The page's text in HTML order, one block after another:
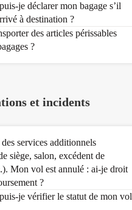
je déclarer mon bagage s’il
à destination ?
des articles périssables
?
et incidents
des services additionnels
siège, salon, excédent de
Mon vol est annulé : ai-je droit
?
je vérifier le statut de mon vol